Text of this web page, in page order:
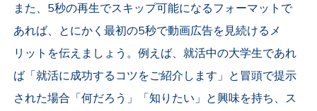
また、5秒の再生でスキップ可能になるフォーマットで
あれば、とにかく最初の5秒で動画広告を見続けるメ
リットを伝えましょう。例えば、就活中の大学生であれ
ば「就活に成功するコツをご紹介します」と冒頭で提示
された場合「何だろう」「知りたい」と興味を持ち、ス